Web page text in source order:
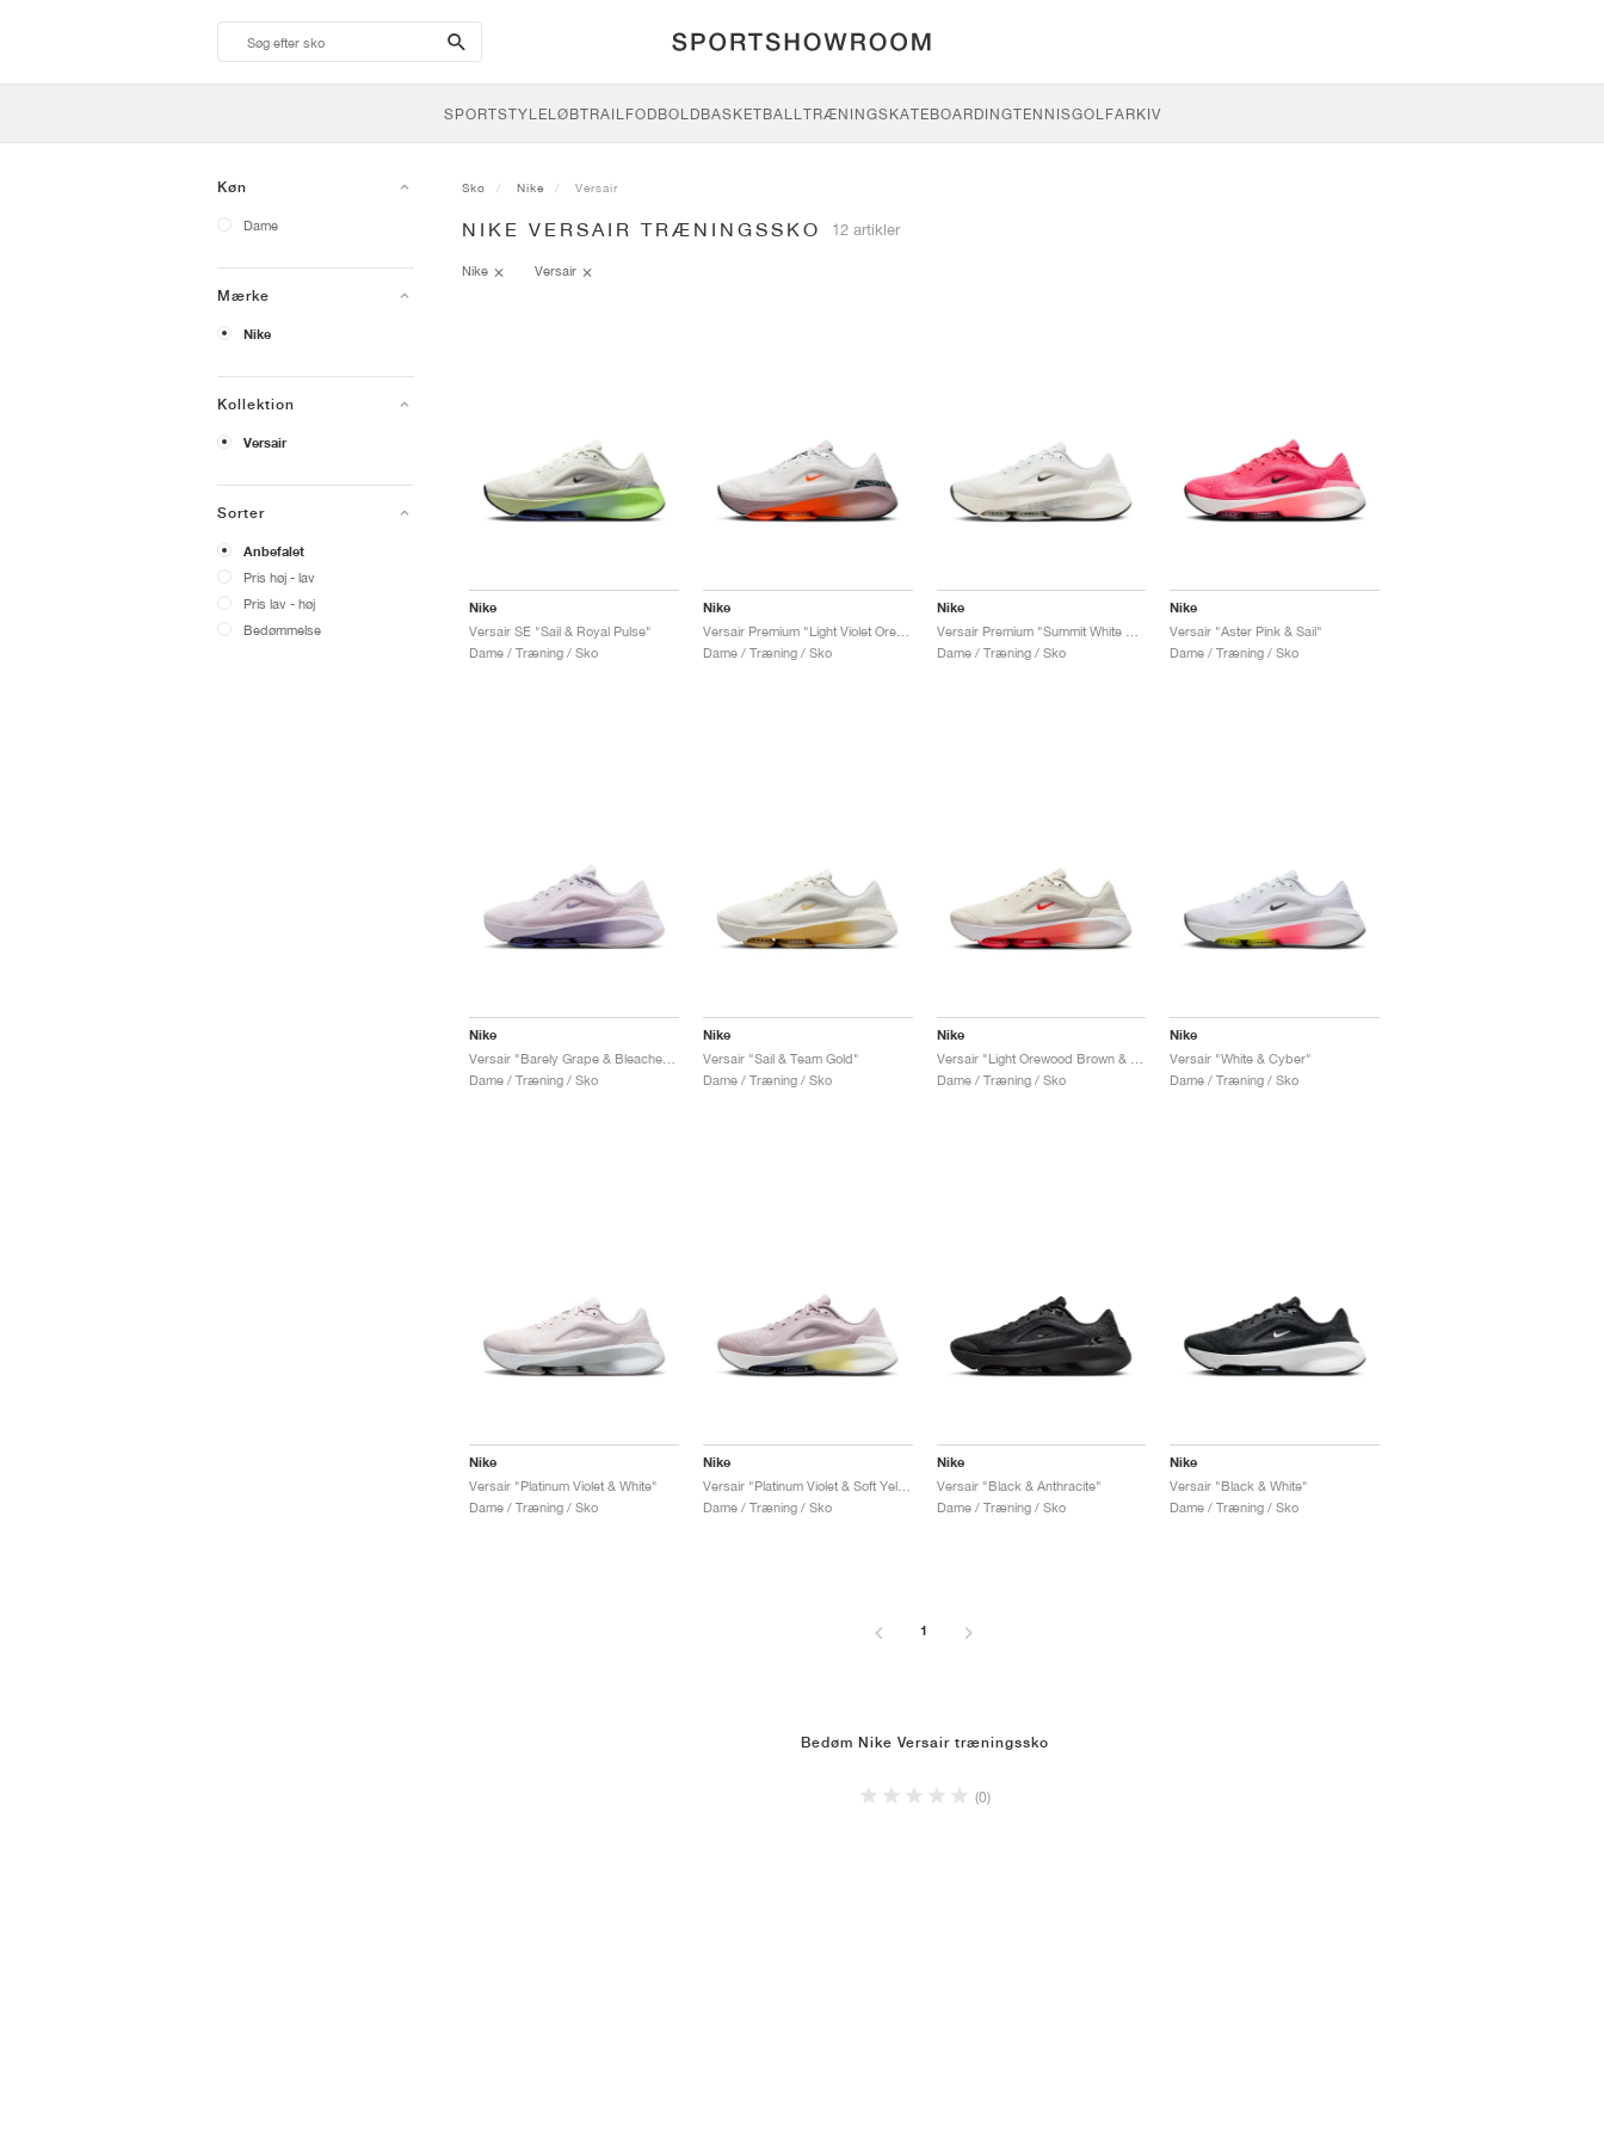
search-
btn
SPORTSTYLELØBTRAILFODBOLDBASKETBALLTRÆNINGSKATEBOARDINGTENNISGOLFARKIV
Køn
Dame
Mærke
Nike
Kollektion
Versair
Sorter
Anbefalet
Pris høj - lav
Pris lav - høj
Bedømmelse
Sko Nike Versair
NIKE VERSAIR TRÆNINGSSKO 12 artikler
Nike Versair
Nike
Versair SE "Sail & Royal Pulse"
Dame / Træning / Sko
Nike
Versair Premium "Light Violet Ore & Hyper Crimson"
Dame / Træning / Sko
Nike
Dame / Træning / Sko
Nike
Versair "Aster Pink & Sail"
Dame / Træning / Sko
Nike
Dame / Træning / Sko
Nike
Versair "Sail & Team Gold"
Dame / Træning / Sko
Nike
Dame / Træning / Sko
Nike
Versair "White & Cyber"
Dame / Træning / Sko
Nike
Versair "Platinum Violet & White"
Dame / Træning / Sko
Nike
Versair "Platinum Violet & Soft Yellow"
Dame / Træning / Sko
Nike
Versair "Black & Anthracite"
Dame / Træning / Sko
Nike
Versair "Black & White"
Dame / Træning / Sko
1
Bedøm Nike Versair træningssko
(0)